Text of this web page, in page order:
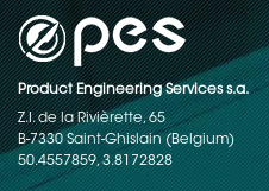
Product Engineering Services s.a.
Z.I. de la Rivièrette, 65
B-7330 Saint-Ghislain (Belgium)
50.4557859, 3.8172828